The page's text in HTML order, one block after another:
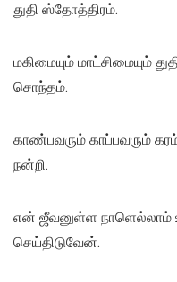
துதி ஸ்தோத்திரம்.
மகிமையும் மாட்சிமையும்
சொந்தம்.
காண்பவரும் காப்பவரும்
நன்றி.
என் ஜீவனுள்ள நாளெல்லாம்
செய்திடுவேன்.